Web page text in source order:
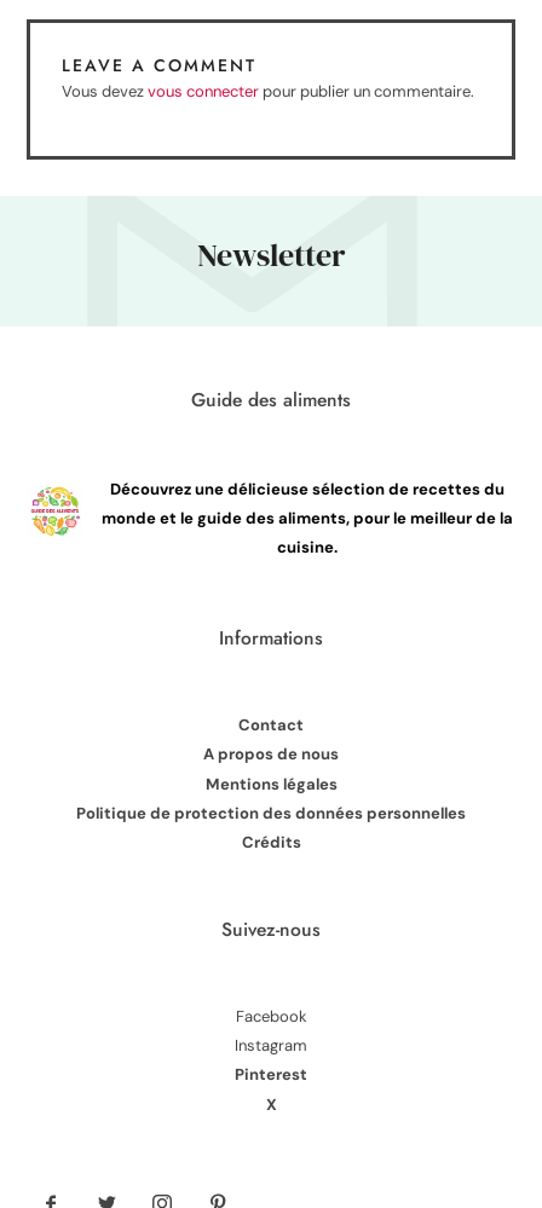
LEAVE A COMMENT
Vous devezvous connecter pour publier un commentaire.
Newsletter
Guide des aliments
Découvrez une délicieuse sélection de recettes du
monde et le guide des aliments, pour le meilleur de la
cuisine.
Informations
Contact
A propos de nous
Mentions légales
Politique de protection des données personnelles
Crédits
Suivez-nous
Facebook
Instagram
Pinterest
X